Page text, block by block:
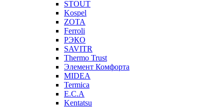
STOUT
Kospel
ZOTA
Ferroli
РЭКО
SAVITR
Thermo Trust
Элемент Комфорта
MIDEA
Termica
E.C.A
Kentatsu